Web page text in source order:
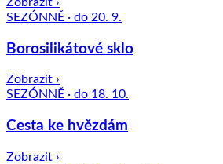
SEZÓNNĚ · do 20. 9.
Borosilikátové sklo
Zobrazit ›
SEZÓNNĚ · do 18. 10.
Cesta ke hvězdám
Zobrazit ›